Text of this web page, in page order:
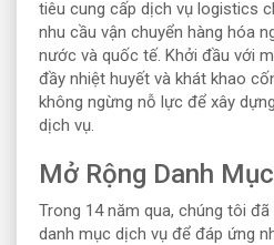
tiêu cung cấp dịch vụ logistics
nhu cầu vận chuyển hàng hóa
nước và quốc tế. Khởi đầu với
đầy nhiệt huyết và khát khao
không ngừng nỗ lực để xây
dịch vụ.
Mở Rộng Danh
Trong 14 năm qua, chúng tôi
danh mục dịch vụ để đáp ứng